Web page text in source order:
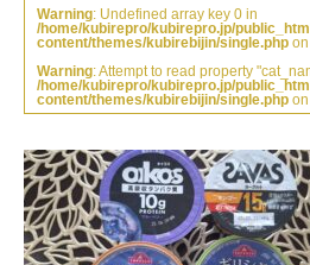
お客様の声（30
お客様の声（
お客様の声（50
お客様の声（
Warning: Undefined array key 0 in
/home/kubirepro/kubirepro.jp/
content/themes/kubirebijin/single.php
Warning: Attempt to read property
/home/kubirepro/kubirepro.jp/
content/themes/kubirebijin/single.php